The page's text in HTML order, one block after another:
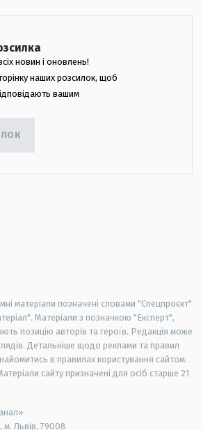
новин і оновлень!
наших розсилок, щоб
вашим
матеріали позначені словами "Спецпроєкт"
Матеріали з позначкою "Експерт",
позицію авторів та героїв. Редакція може
Детальніше щодо реклами та правил
в правилах користування сайтом.
сайту призначені для осіб старше 21
м. Львів, 79008